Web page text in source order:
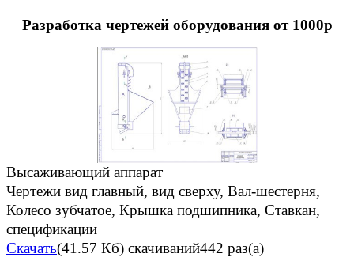
Разработка чертежей оборудования от 1000р
Высаживающий аппарат
Чертежи вид главный, вид сверху, Вал-шестерня,
Колесо зубчатое, Крышка подшипника, Ставкан,
спецификации
Скачать(41.57 Кб) скачиваний442 раз(а)